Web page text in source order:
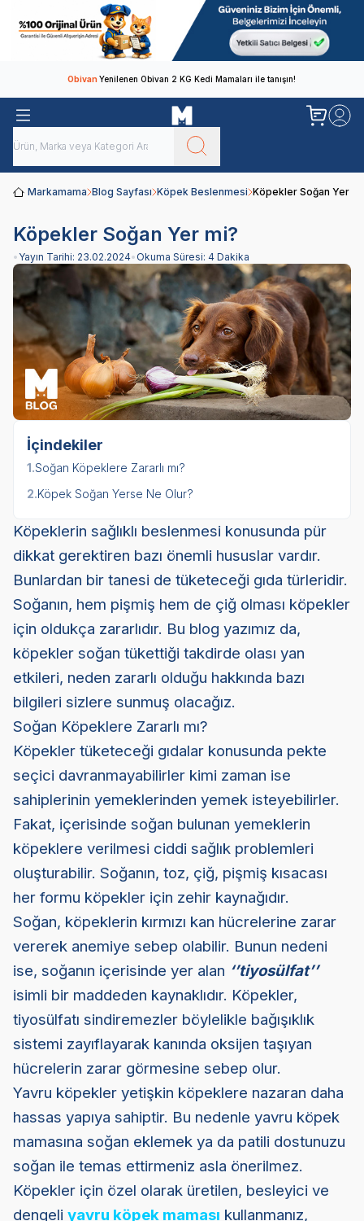
ObivanYenilenen Obivan 2 KG Kedi Mamaları ile tanışın!
Markamama Blog Sayfası Köpek Beslenmesi Köpekler Soğan Yer
Köpekler Soğan Yer mi?
• Yayın Tarihi: 23.02.2024•Okuma Süresi: 4 Dakika
İçindekiler
1.Soğan Köpeklere Zararlı mı?
2.Köpek Soğan Yerse Ne Olur?
Köpeklerin sağlıklı beslenmesi konusunda pür
dikkat gerektiren bazı önemli hususlar vardır.
Bunlardan bir tanesi de tüketeceği gıda türleridir.
Soğanın, hem pişmiş hem de çiğ olması köpekler
için oldukça zararlıdır. Bu blog yazımız da,
köpekler soğan tükettiği takdirde olası yan
etkileri, neden zararlı olduğu hakkında bazı
bilgileri sizlere sunmuş olacağız.
Soğan Köpeklere Zararlı mı?
Köpekler tüketeceği gıdalar konusunda pekte
seçici davranmayabilirler kimi zaman ise
sahiplerinin yemeklerinden yemek isteyebilirler.
Fakat, içerisinde soğan bulunan yemeklerin
köpeklere verilmesi ciddi sağlık problemleri
oluşturabilir. Soğanın, toz, çiğ, pişmiş kısacası
her formu köpekler için zehir kaynağıdır.
Soğan, köpeklerin kırmızı kan hücrelerine zarar
vererek anemiye sebep olabilir. Bunun nedeni
ise, soğanın içerisinde yer alan ‘’tiyosülfat’’
isimli bir maddeden kaynaklıdır. Köpekler,
tiyosülfatı sindiremezler böylelikle bağışıklık
sistemi zayıflayarak kanında oksijen taşıyan
hücrelerin zarar görmesine sebep olur.
Yavru köpekler yetişkin köpeklere nazaran daha
hassas yapıya sahiptir. Bu nedenle yavru köpek
mamasına soğan eklemek ya da patili dostunuzu
soğan ile temas ettirmeniz asla önerilmez.
Köpekler için özel olarak üretilen, besleyici ve
dengeli yavru köpek maması kullanmanız,